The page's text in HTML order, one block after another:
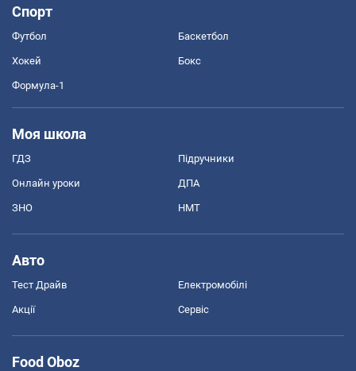
Спорт
Футбол Баскетбол
Хокей Бокс
Формула-1
Моя школа
ГДЗ Підручники
Онлайн уроки ДПА
ЗНО НМТ
Авто
Тест Драйв Електромобілі
Акції Сервіс
Food Oboz